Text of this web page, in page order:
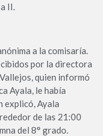
II.
a la comisaría.
por la directora
quien informó
Ayala, le había
explicó, Ayala
de las 21:00
del 8° grado.